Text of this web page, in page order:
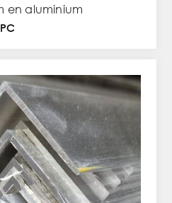
en aluminium